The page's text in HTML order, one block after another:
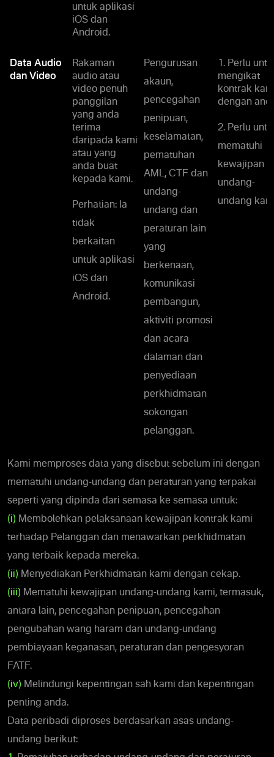
untuk aplikasi
iOS dan
Android.
Data Audio
dan Video
Rakaman
audio atau
video penuh
panggilan
yang anda
terima
daripada kami
atau yang
anda buat
kepada kami.
Perhatian: Ia
tidak
berkaitan
untuk aplikasi
iOS dan
Android.
Pengurusan
akaun,
pencegahan
penipuan,
keselamatan,
pematuhan
AML, CTF dan
undang-
undang dan
peraturan lain
yang
berkenaan,
komunikasi
pembangun,
aktiviti promosi
dan acara
dalaman dan
penyediaan
perkhidmatan
sokongan
pelanggan.
1. Perlu
mengikat
kontrak
dengan
2. Perlu
mematuhi
kewajipan
undang-
undang
Kami memproses data yang disebut sebelum ini dengan
mematuhi undang-undang dan peraturan yang terpakai
seperti yang dipinda dari semasa ke semasa untuk:
(i) Membolehkan pelaksanaan kewajipan kontrak kami
terhadap Pelanggan dan menawarkan perkhidmatan
yang terbaik kepada mereka.
(ii) Menyediakan Perkhidmatan kami dengan cekap.
(iii) Mematuhi kewajipan undang-undang kami, termasuk,
antara lain, pencegahan penipuan, pencegahan
pengubahan wang haram dan undang-undang
pembiayaan keganasan, peraturan dan pengesyoran
FATF.
(iv) Melindungi kepentingan sah kami dan kepentingan
penting anda.
Data peribadi diproses berdasarkan asas undang-
undang berikut: